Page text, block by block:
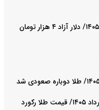
آخرین قیمت دلار امروز پنجشنبه ۱۵ مرداد ۱۴۰۵/ دلار آزاد ۴ هزار تومان
قیمت انس جهانی طلا امروز پنجشنبه ۱۵ مرداد ۱۴۰۵/ قیمت طلا رکورد